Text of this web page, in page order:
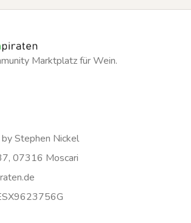
Marktplatz für Wein.
Stephen Nickel
07316 Moscari